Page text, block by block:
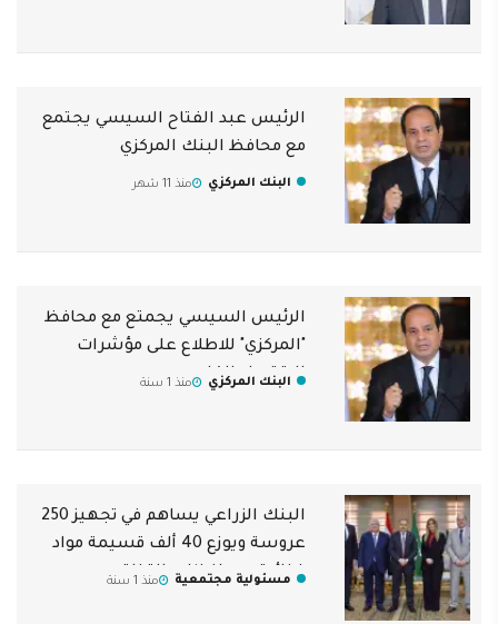
الرئيس عبد الفتاح السيسي يجتمع
مع محافظ البنك المركزي
البنك المركزي منذ 11 شهر
الرئيس السيسي يجمتع مع محافظ
"المركزي" للاطلاع على مؤشرات
الاقتصاد الكلي
البنك المركزي منذ 1 سنة
البنك الزراعي يساهم في تجهيز 250
عروسة ويوزع 40 ألف قسيمة مواد
غذائية بمحافظات القناة
مسئولية مجتمعية منذ 1 سنة